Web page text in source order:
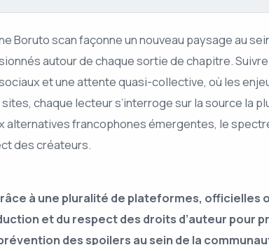
Boruto scan façonne un nouveau paysage au
autour de chaque sortie de chapitre.
et une attente quasi-collective, où les
chaque lecteur s’interroge sur la source la
alternatives francophones émergentes, le
des créateurs.
à une pluralité de plateformes, officielles
et du respect des droits d’auteur pour
des spoilers au sein de la